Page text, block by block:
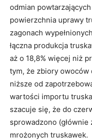
odmian
powierzchnia uprawy
zagonach
łączna produkcja
aż o 18,8% więcej niż
tym, że zbiory owoców
niższe od
wartości importu
szacuje się, że do
sprowadzono (głównie
mrożonych truskawek.